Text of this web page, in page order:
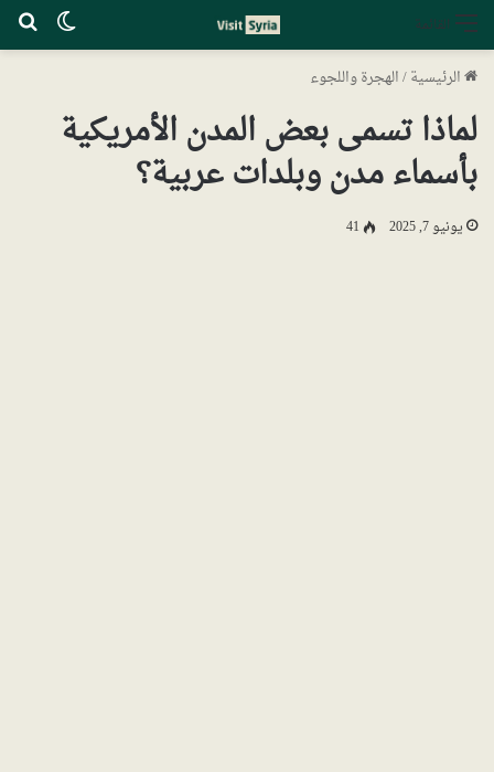
القائمة
الرئيسية/الهجرة واللجوء
لماذا تسمى بعض المدن الأمريكية
بأسماء مدن وبلدات عربية؟
يونيو 7, 2025 41